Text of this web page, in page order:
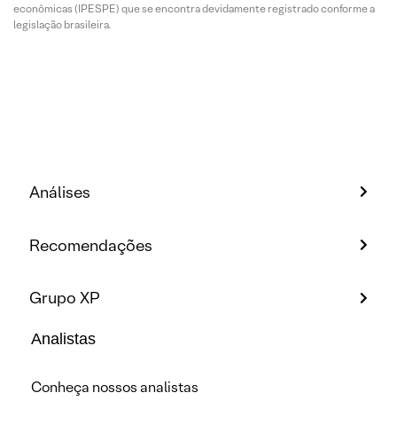
econômicas (IPESPE) que se encontra devidamente registrado conforme a
legislação brasileira.
Análises
Recomendações
Grupo XP
Analistas
Conheça nossos analistas